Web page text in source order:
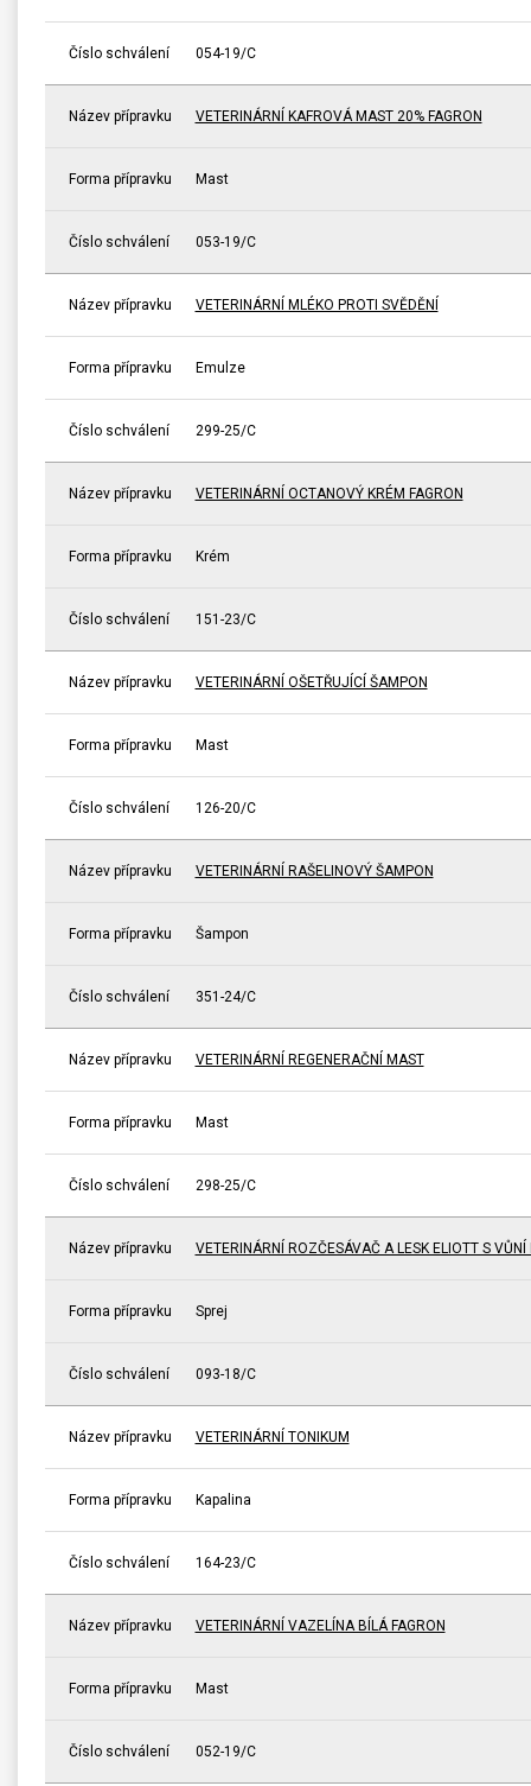
Číslo schválení 054-19/C
Název přípravku VETERINÁRNÍ KAFROVÁ MAST 20% FAGRON
Forma přípravku Mast
Číslo schválení 053-19/C
Název přípravku VETERINÁRNÍ MLÉKO PROTI SVĚDĚNÍ
Forma přípravku Emulze
Číslo schválení 299-25/C
Název přípravku VETERINÁRNÍ OCTANOVÝ KRÉM FAGRON
Forma přípravku Krém
Číslo schválení 151-23/C
Název přípravku VETERINÁRNÍ OŠETŘUJÍCÍ ŠAMPON
Forma přípravku Mast
Číslo schválení 126-20/C
Název přípravku VETERINÁRNÍ RAŠELINOVÝ ŠAMPON
Forma přípravku Šampon
Číslo schválení 351-24/C
Název přípravku VETERINÁRNÍ REGENERAČNÍ MAST
Forma přípravku Mast
Číslo schválení 298-25/C
Název přípravku VETERINÁRNÍ ROZČESÁVAČ A LESK ELIOTT S VŮNÍ
Forma přípravku Sprej
Číslo schválení 093-18/C
Název přípravku VETERINÁRNÍ TONIKUM
Forma přípravku Kapalina
Číslo schválení 164-23/C
Název přípravku VETERINÁRNÍ VAZELÍNA BÍLÁ FAGRON
Forma přípravku Mast
Číslo schválení 052-19/C